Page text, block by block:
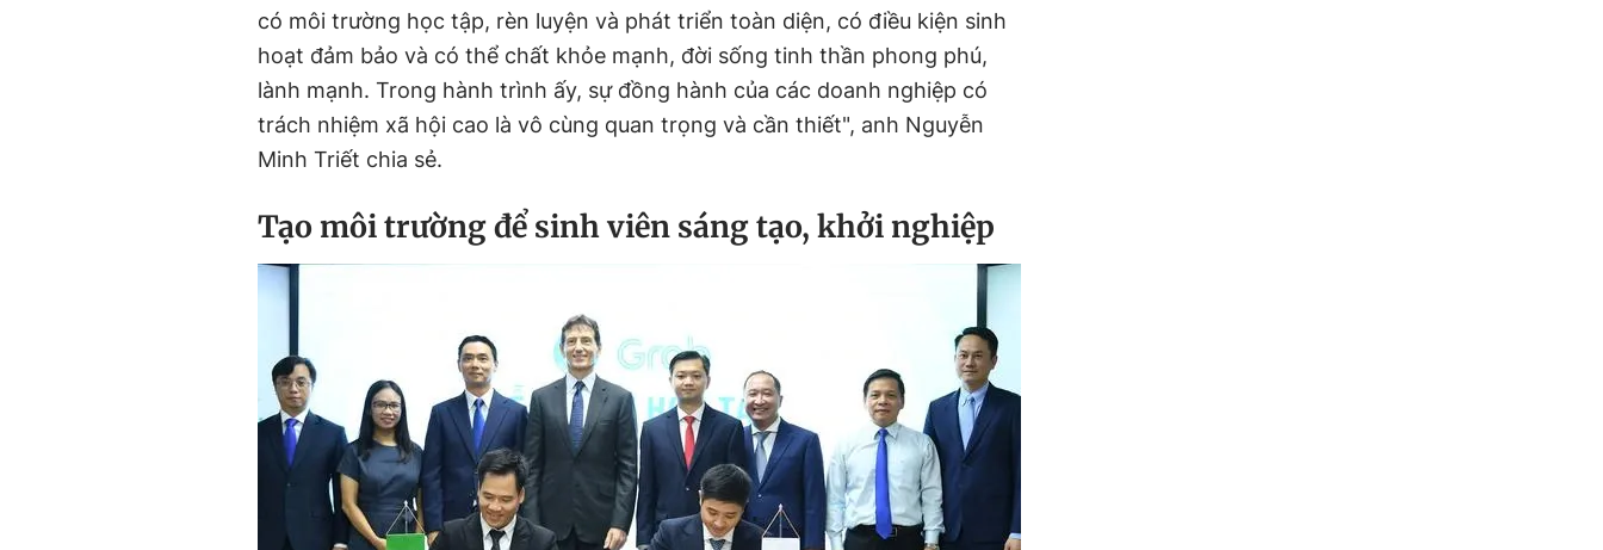
có môi trường học tập, rèn luyện và phát triển toàn diện, có điều kiện sinh
hoạt đảm bảo và có thể chất khỏe mạnh, đời sống tinh thần phong phú,
lành mạnh. Trong hành trình ấy, sự đồng hành của các doanh nghiệp có
trách nhiệm xã hội cao là vô cùng quan trọng và cần thiết", anh Nguyễn
Minh Triết chia sẻ.
Tạo môi trường để sinh viên sáng tạo, khởi nghiệp